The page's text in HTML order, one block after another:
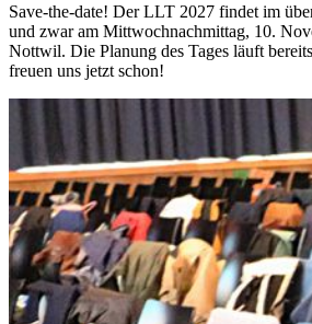
Save-the-date! Der LLT 2027 findet im
und zwar am Mittwochnachmittag, 10.
Nottwil. Die Planung des Tages läuft
freuen uns jetzt schon!